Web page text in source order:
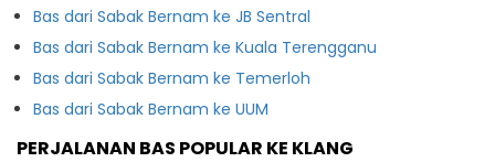
Bas dari Sabak Bernam ke JB Sentral
Bas dari Sabak Bernam ke Kuala Terengganu
Bas dari Sabak Bernam ke Temerloh
Bas dari Sabak Bernam ke UUM
PERJALANAN BAS POPULAR KE KLANG